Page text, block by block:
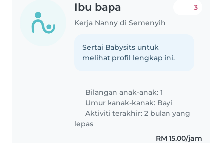
Ibu bapa
Kerja Nanny di Semenyih
3
Sertai Babysits untuk
melihat profil lengkap ini.
Bilangan anak-anak: 1
Umur kanak-kanak: Bayi
Aktiviti terakhir: 2 bulan yang
lepas
RM 15.00/jam